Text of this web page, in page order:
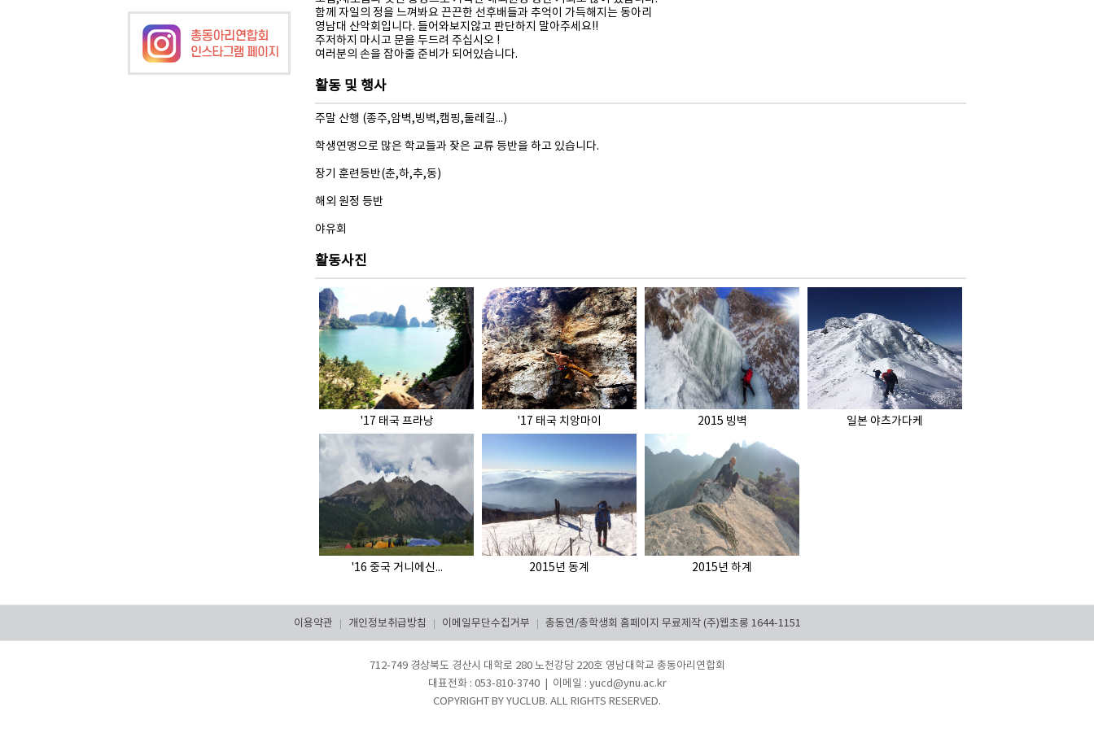
함께 자일의 정을 느껴봐요 끈끈한 선후배들과 추억이 가득해지는 동아리
영남대 산악회입니다. 들어와보지않고 판단하지 말아주세요!!
주저하지 마시고 문을 두드려 주십시오 !
여러분의 손을 잡아줄 준비가 되어있습니다.
활동 및 행사
주말 산행 (종주,암벽,빙벽,캠핑,둘레길...)
학생연맹으로 많은 학교들과 잦은 교류 등반을 하고 있습니다.
장기 훈련등반(춘,하,추,동)
해외 원정 등반
야유회
활동사진
'17 태국 프라낭 '17 태국 치앙마이 2015 빙벽 일본 야츠가다케
'16 중국 거니에신... 2015년 동계 2015년 하계
이용약관 개인정보취급방침 이메일무단수집거부 총동연/총학생회 홈페이지 무료제작 (주)웹초롱 1644-1151
712-749 경상북도 경산시 대학로 280 노천강당 220호 영남대학교 총동아리연합회
대표전화 : 053-810-3740 | 이메일 : yucd@ynu.ac.kr
COPYRIGHT BY YUCLUB. ALL RIGHTS RESERVED.